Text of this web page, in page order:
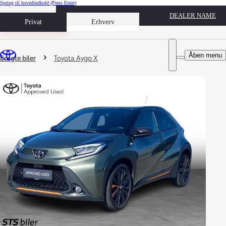
Spring til hovedindhold (Press Enter)
Privat Erhverv
Book prøvetur
DEALER NAME
Åben menu
Du er her
Brugte biler Toyota Aygo X